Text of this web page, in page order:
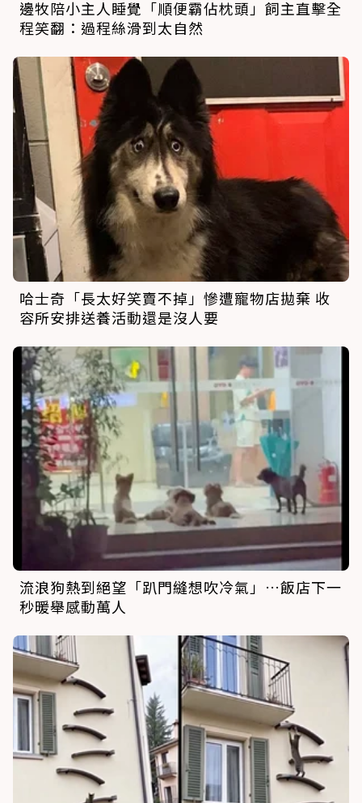
邊牧陪小主人睡覺「順便霸佔枕頭」飼主直擊全
程笑翻：過程絲滑到太自然
哈士奇「長太好笑賣不掉」慘遭寵物店拋棄 收
容所安排送養活動還是沒人要
流浪狗熱到絕望「趴門縫想吹冷氣」…飯店下一
秒暖舉感動萬人